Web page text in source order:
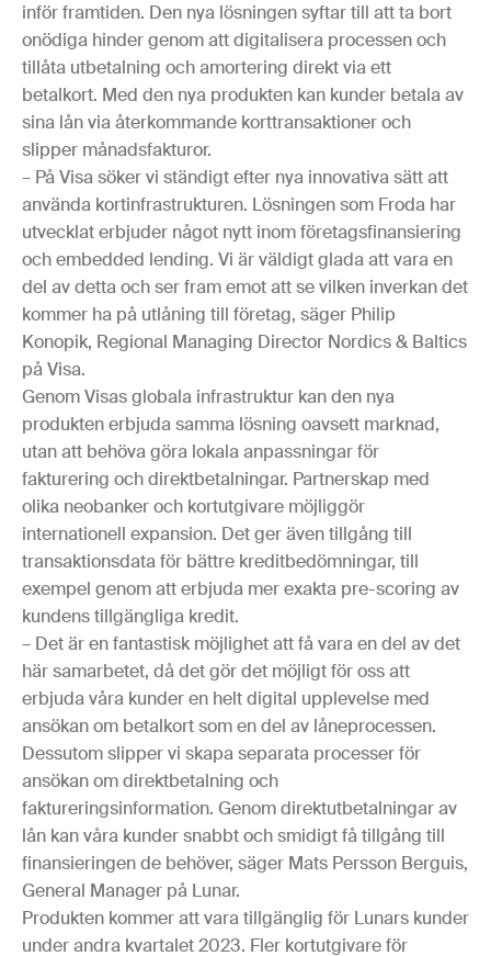
inför framtiden. Den nya lösningen syftar till att ta bort
onödiga hinder genom att digitalisera processen och
tillåta utbetalning och amortering direkt via ett
betalkort. Med den nya produkten kan kunder betala av
sina lån via återkommande korttransaktioner och
slipper månadsfakturor.
– På Visa söker vi ständigt efter nya innovativa sätt att
använda kortinfrastrukturen. Lösningen som Froda har
utvecklat erbjuder något nytt inom företagsfinansiering
och embedded lending. Vi är väldigt glada att vara en
del av detta och ser fram emot att se vilken inverkan det
kommer ha på utlåning till företag, säger Philip
Konopik, Regional Managing Director Nordics & Baltics
på Visa.
Genom Visas globala infrastruktur kan den nya
produkten erbjuda samma lösning oavsett marknad,
utan att behöva göra lokala anpassningar för
fakturering och direktbetalningar. Partnerskap med
olika neobanker och kortutgivare möjliggör
internationell expansion. Det ger även tillgång till
transaktionsdata för bättre kreditbedömningar, till
exempel genom att erbjuda mer exakta pre-scoring av
kundens tillgängliga kredit.
– Det är en fantastisk möjlighet att få vara en del av det
här samarbetet, då det gör det möjligt för oss att
erbjuda våra kunder en helt digital upplevelse med
ansökan om betalkort som en del av låneprocessen.
Dessutom slipper vi skapa separata processer för
ansökan om direktbetalning och
faktureringsinformation. Genom direktutbetalningar av
lån kan våra kunder snabbt och smidigt få tillgång till
finansieringen de behöver, säger Mats Persson Berguis,
General Manager på Lunar.
Produkten kommer att vara tillgänglig för Lunars kunder
under andra kvartalet 2023. Fler kortutgivare för